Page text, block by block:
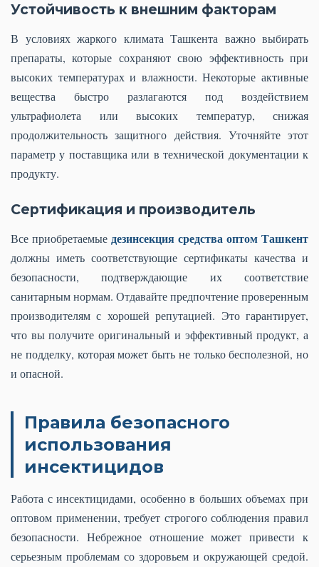
Устойчивость к внешним факторам
В условиях жаркого климата Ташкента важно выбирать
препараты, которые сохраняют свою эффективность при
высоких температурах и влажности. Некоторые активные
вещества быстро разлагаются под воздействием
ультрафиолета или высоких температур, снижая
продолжительность защитного действия. Уточняйте этот
параметр у поставщика или в технической документации к
продукту.
Сертификация и производитель
Все приобретаемые дезинсекция средства оптом Ташкент
должны иметь соответствующие сертификаты качества и
безопасности, подтверждающие их соответствие
санитарным нормам. Отдавайте предпочтение проверенным
производителям с хорошей репутацией. Это гарантирует,
что вы получите оригинальный и эффективный продукт, а
не подделку, которая может быть не только бесполезной, но
и опасной.
Правила безопасного
использования
инсектицидов
Работа с инсектицидами, особенно в больших объемах при
оптовом применении, требует строгого соблюдения правил
безопасности. Небрежное отношение может привести к
серьезным проблемам со здоровьем и окружающей средой.